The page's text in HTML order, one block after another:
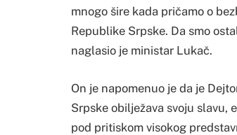
mnogo šire kada pričamo o
Republike Srpske. Da smo
naglasio je ministar Lukač.
On je napomenuo je da je
Srpske obilježava svoju slavu,
pod pritiskom visokog